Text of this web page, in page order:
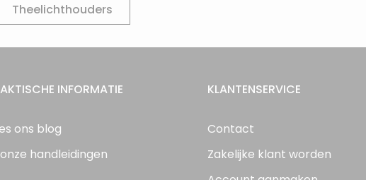
Theelichthouders
INFORMATIE
ons blog
handleidingen
KLANTENSERVICE
Contact
Zakelijke klant worden